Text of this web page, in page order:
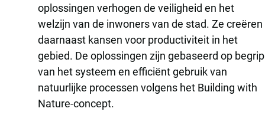
oplossingen verhogen de veiligheid en het
welzijn van de inwoners van de stad. Ze creëren
daarnaast kansen voor productiviteit in het
gebied. De oplossingen zijn gebaseerd op begrip
van het systeem en efficiënt gebruik van
natuurlijke processen volgens het Building with
Nature-concept.